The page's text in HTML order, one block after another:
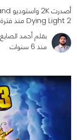
Dying Light 2 منذ فترة قصيرة ، ومما رأيناه فتبدو اللعبة خرافية ولكن
بقلم أحمد الصايغ
منذ 6 سنوات